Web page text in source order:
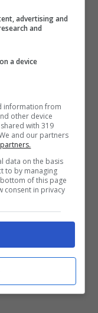
per
da
advertising and
and
a device
information from
other device
with 319
and our partners
data on the basis
to by managing
of this page
consent in privacy